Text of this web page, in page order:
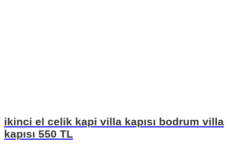
ikinci el celik kapi villa kapısı bodrum villa
kapısı 550 TL